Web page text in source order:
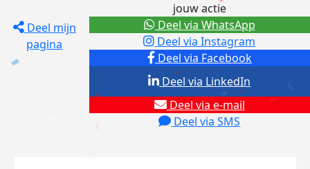
Deel mijn
pagina
jouw actie
Deel via Facebook
Deel via Instagram
Deel via e-mail
Deel via SMS
Deel via LinkedIn
Deel via WhatsApp